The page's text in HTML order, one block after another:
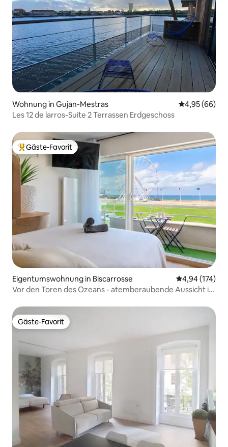
Wohnung in Gujan-Mestras
4,95 (66)
Les 12 de larros-Suite 2 Terrassen Erdgeschoss
Beliebter Gäste-Favorit.
Gäste-Favorit
Eigentumswohnung in Biscarrosse
4,94 (174)
Vor den Toren des Ozeans - atemberaubende Aussicht in
Gäste-Favorit
Gäste-Favorit